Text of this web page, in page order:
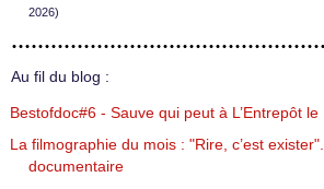
2026)
Au fil du blog :
Bestofdoc#6 - Sauve qui peut à L’Entrepôt
La filmographie du mois : "Rire, c’est
documentaire